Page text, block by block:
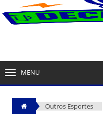
MENU
Outros Esportes